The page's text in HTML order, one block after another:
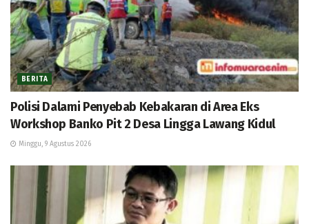
BERITA
Polisi Dalami Penyebab Kebakaran di Area Eks
Workshop Banko Pit 2 Desa Lingga Lawang Kidul
Minggu, 9 Agustus 2026